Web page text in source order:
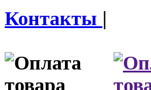
Контакты |